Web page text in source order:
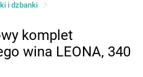
i dzbanki
komplet
wina LEONA, 340